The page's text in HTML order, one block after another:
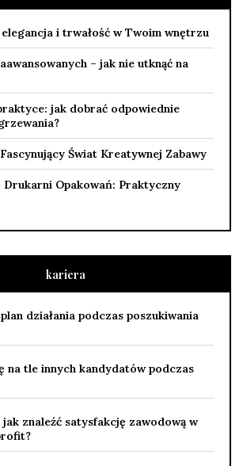
i trwałość w Twoim wnętrzu
– jak nie utknąć na
jak dobrać odpowiednie
Świat Kreatywnej Zabawy
Opakowań: Praktyczny
kariera
działania podczas poszukiwania
na tle innych kandydatów podczas
jak znaleźć satysfakcję zawodową w